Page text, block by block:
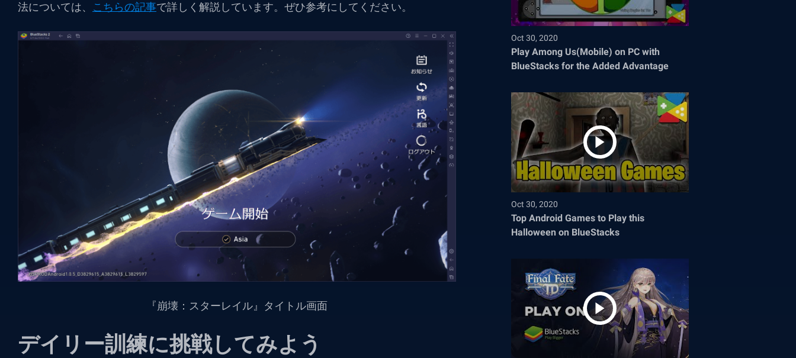
法については、 こちらの記事で詳しく解説しています。ぜひ参考にしてください。
『崩壊：スターレイル』タイトル画面
デイリー訓練に挑戦してみよう
Oct 30, 2020
Play Among Us(Mobile) on PC with
BlueStacks for the Added Advantage
Oct 30, 2020
Top Android Games to Play this
Halloween on BlueStacks